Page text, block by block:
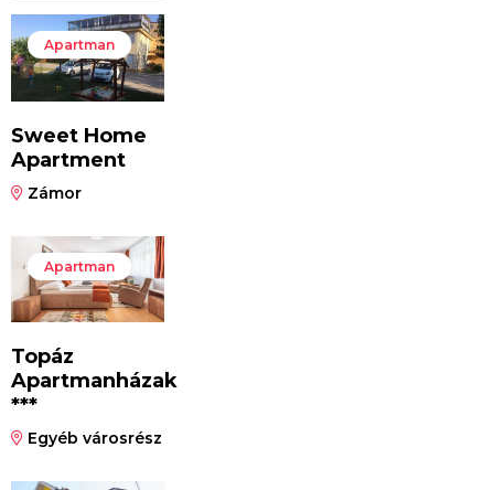
Apartman
Sweet Home
Apartment
Zámor
Apartman
Topáz
Apartmanházak
***
Egyéb városrész